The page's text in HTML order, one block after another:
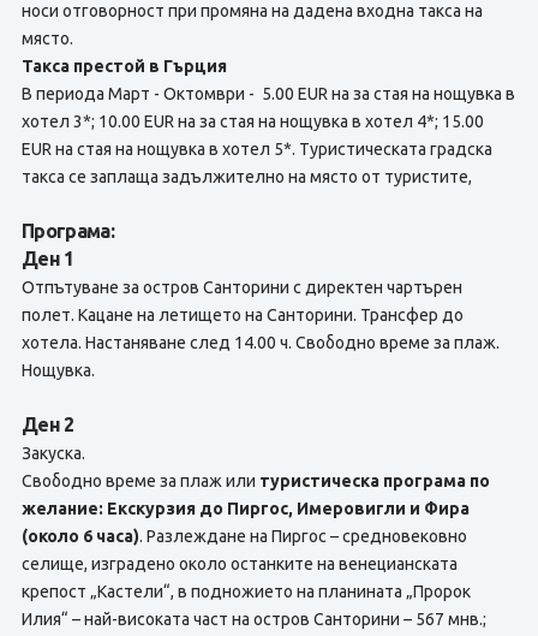
носи отговорност при промяна на дадена входна такса на
място.
Такса престой в Гърция
В периода Март - Октомври - 5.00 EUR на за стая на нощувка в
хотел 3*; 10.00 EUR на за стая на нощувка в хотел 4*; 15.00
EUR на стая на нощувка в хотел 5*. Туристическата градска
такса се заплаща задължително на място от туристите,
Програма:
Ден 1
Отпътуване за остров Санторини с директен чартърен
полет. Кацане на летището на Санторини. Трансфер до
хотела. Настаняване след 14.00 ч. Свободно време за плаж.
Нощувка.
Ден 2
Закуска.
Свободно време за плаж или туристическа програма по
желание: Екскурзия до Пиргос, Имеровигли и Фира
(около 6 часа). Разлеждане на Пиргос – средновековно
селище, изградено около останките на венецианската
крепост „Кастели“, в подножието на планината „Пророк
Илия“ – най-високата част на остров Санторини – 567 мнв.;